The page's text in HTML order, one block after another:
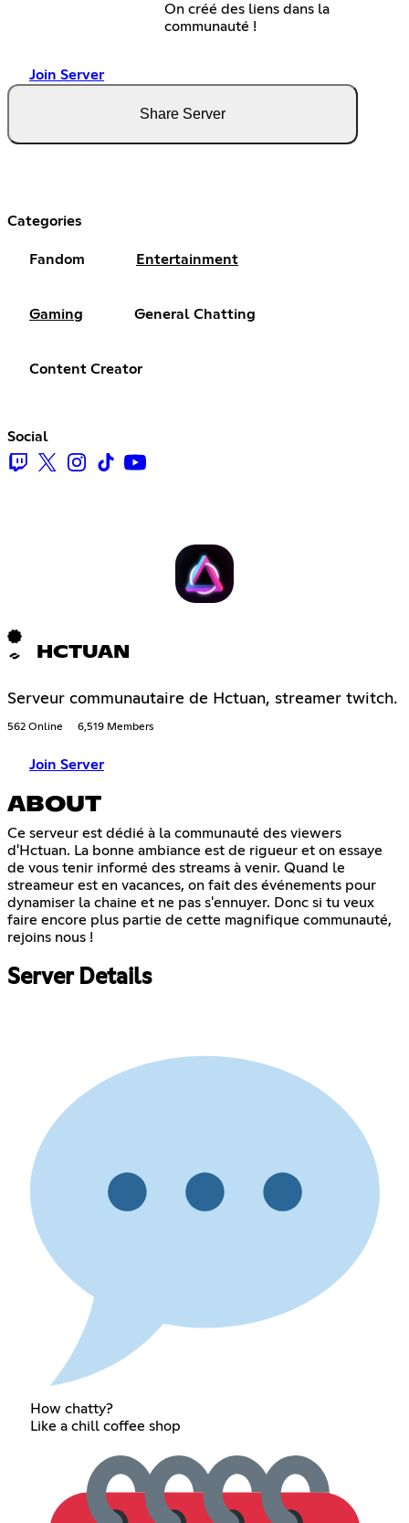
On créé des liens dans la
communauté !
Join Server
Share Server
Categories
Fandom Entertainment
Gaming General Chatting
Content Creator
Social
HCTUAN
Serveur communautaire de Hctuan, streamer twitch.
562 Online 6,519 Members
Join Server
ABOUT
Ce serveur est dédié à la communauté des viewers
d'Hctuan. La bonne ambiance est de rigueur et on essaye
de vous tenir informé des streams à venir. Quand le
streameur est en vacances, on fait des événements pour
dynamiser la chaine et ne pas s'ennuyer. Donc si tu veux
faire encore plus partie de cette magnifique communauté,
rejoins nous !
Server Details
How chatty?
Like a chill coffee shop